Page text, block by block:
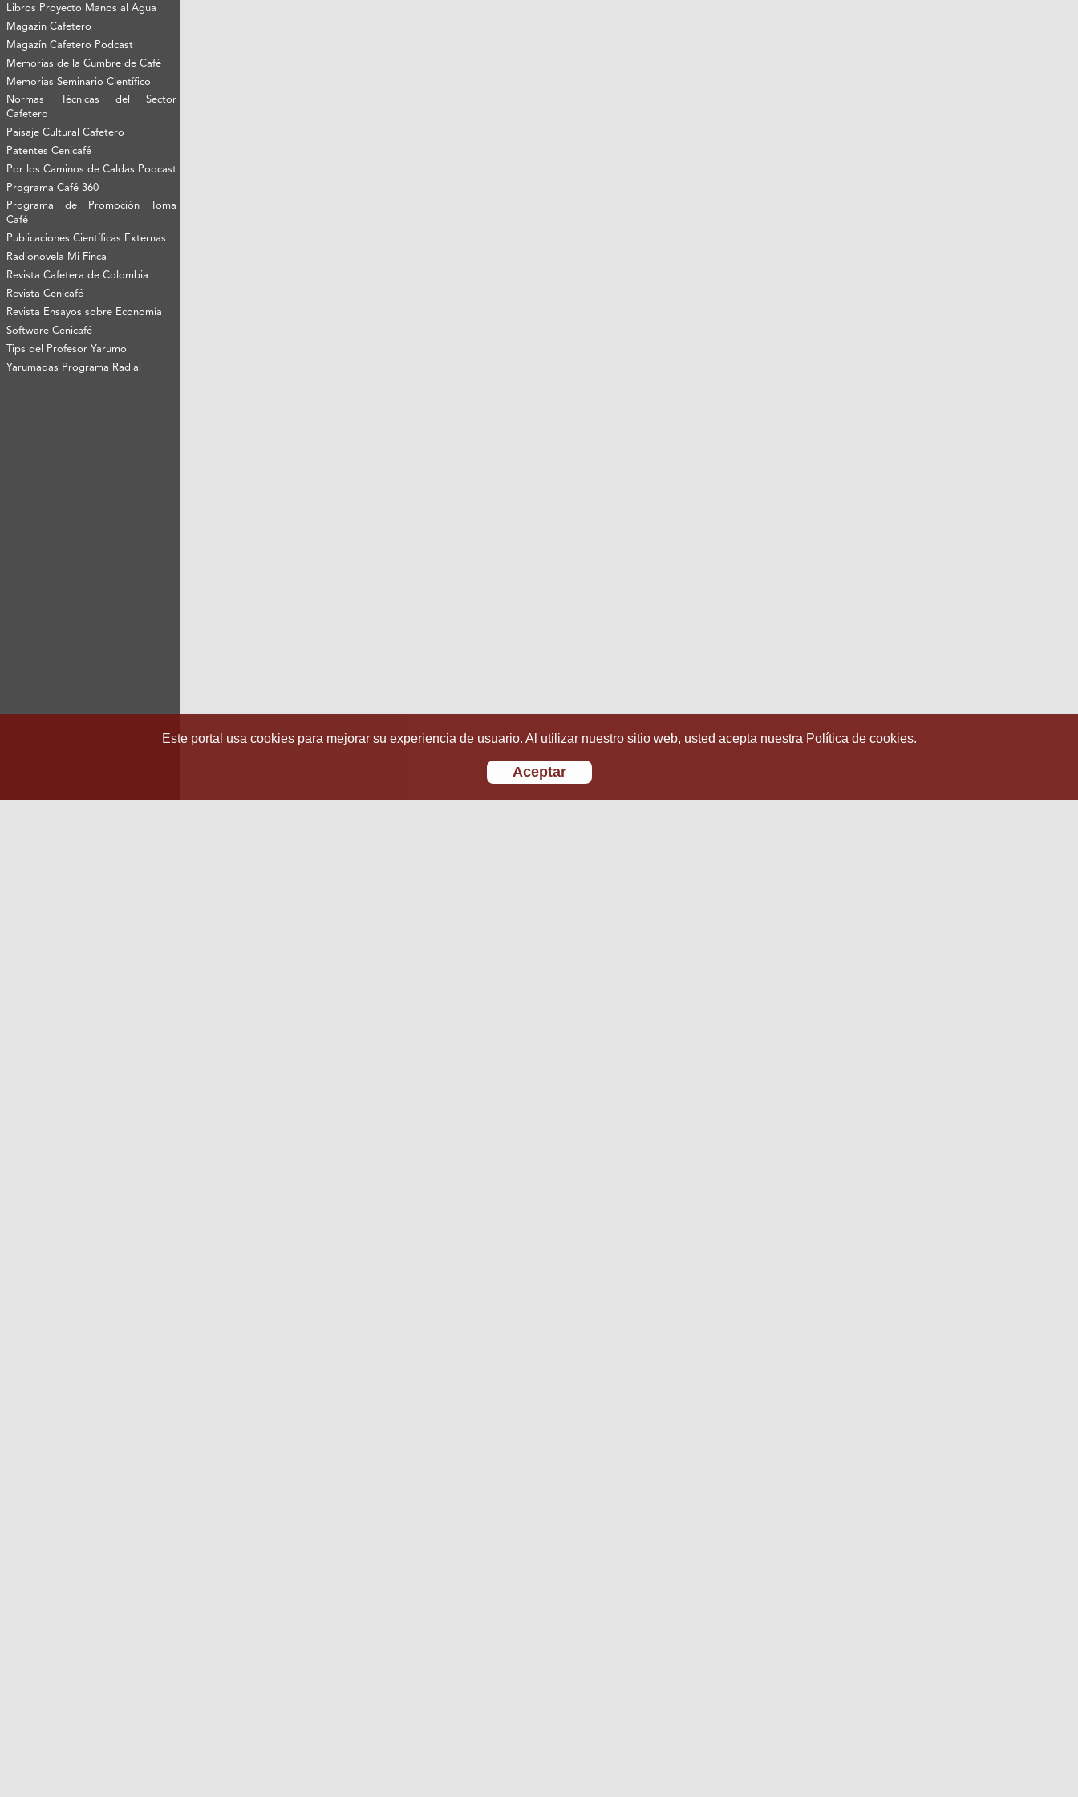
Libros Proyecto Manos al Agua
Magazín Cafetero
Magazín Cafetero Podcast
Memorias de la Cumbre de Café
Memorias Seminario Científico
Normas Técnicas del Sector
Cafetero
Paisaje Cultural Cafetero
Patentes Cenicafé
Por los Caminos de Caldas Podcast
Programa Café 360
Programa de Promoción Toma
Café
Publicaciones Científicas Externas
Radionovela Mi Finca
Revista Cafetera de Colombia
Revista Cenicafé
Revista Ensayos sobre Economía
Software Cenicafé
Tips del Profesor Yarumo
Yarumadas Programa Radial
Este portal usa cookies para mejorar su experiencia de usuario. Al utilizar nuestro sitio web, usted acepta nuestra Política de cookies.
Aceptar